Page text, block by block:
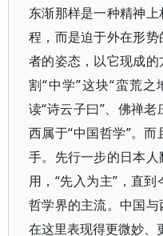
东渐那样是一种精神
程，而是迫于外在形
者的姿态，以它现成
割“中学”这块“蛮荒
读“诗云子曰”、佛禅
西属于“中国哲学”。
手。先行一步的日本
用，“先入为主”，直
哲学界的主流。中国
在这里表现得更微妙、